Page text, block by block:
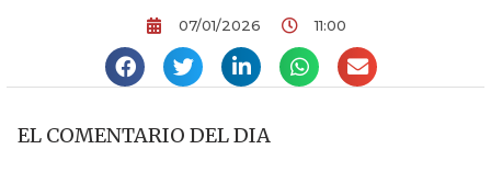
07/01/2026 11:00
EL COMENTARIO DEL DIA